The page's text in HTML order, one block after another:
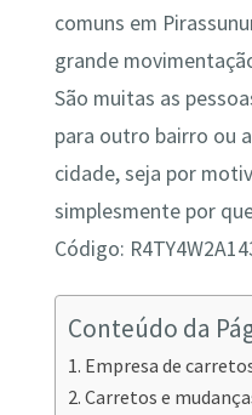
comuns em
grande
São muitas as
para outro bairro ou
cidade, seja por
simplesmente por
Código:
Conteúdo da
Empresa de
Carretos e